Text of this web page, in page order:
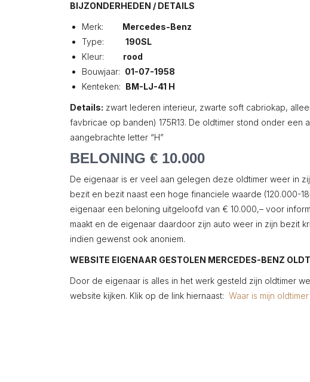
BIJZONDERHEDEN / DETAILS
Merk: Mercedes-Benz
Type: 190SL
Kleur: rood
Bouwjaar: 01-07-1958
Kenteken: BM-LJ-41 H
Details: zwart lederen interieur, zwarte soft cabriokap,
favbricae op banden) 175R13. De oldtimer stond onder
aangebrachte letter “H”
BELONING € 10.000
De eigenaar is er veel aan gelegen deze oldtimer weer in
bezit en bezit naast een hoge financiele waarde (120.000-
eigenaar een beloning uitgeloofd van € 10.000,– voor
maakt en de eigenaar daardoor zijn auto weer in zijn bezit
indien gewenst ook anoniem.
WEBSITE EIGENAAR GESTOLEN MERCEDES-BENZ
Door de eigenaar is alles in het werk gesteld zijn oldtimer
website kijken. Klik op de link hiernaast: Waar is mijn oldtimer